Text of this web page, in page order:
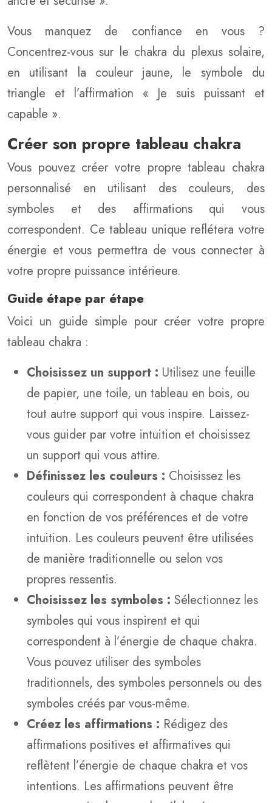
Vous manquez de confiance en vous ?
Concentrez-vous sur le chakra du plexus solaire,
en utilisant la couleur jaune, le symbole du
triangle et l’affirmation « Je suis puissant et
capable ».
Créer son propre tableau chakra
Vous pouvez créer votre propre tableau chakra
personnalisé en utilisant des couleurs, des
symboles et des affirmations qui vous
correspondent. Ce tableau unique reflétera votre
énergie et vous permettra de vous connecter à
votre propre puissance intérieure.
Guide étape par étape
Voici un guide simple pour créer votre propre
tableau chakra :
Choisissez un support : Utilisez une feuille
de papier, une toile, un tableau en bois, ou
tout autre support qui vous inspire. Laissez-
vous guider par votre intuition et choisissez
un support qui vous attire.
Définissez les couleurs : Choisissez les
couleurs qui correspondent à chaque chakra
en fonction de vos préférences et de votre
intuition. Les couleurs peuvent être utilisées
de manière traditionnelle ou selon vos
propres ressentis.
Choisissez les symboles : Sélectionnez les
symboles qui vous inspirent et qui
correspondent à l’énergie de chaque chakra.
Vous pouvez utiliser des symboles
traditionnels, des symboles personnels ou des
symboles créés par vous-même.
Créez les affirmations : Rédigez des
affirmations positives et affirmatives qui
reflètent l’énergie de chaque chakra et vos
intentions. Les affirmations peuvent être